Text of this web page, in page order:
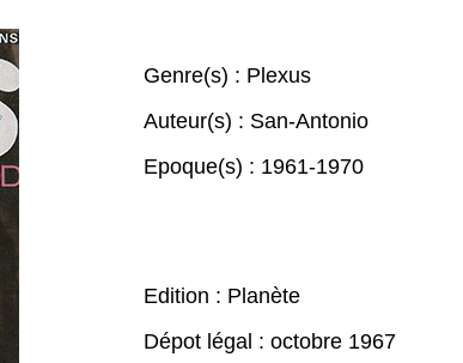
Genre(s) : Plexus
Auteur(s) : San-Antonio
Epoque(s) : 1961-1970
Edition : Planète
Dépot légal : octobre 1967